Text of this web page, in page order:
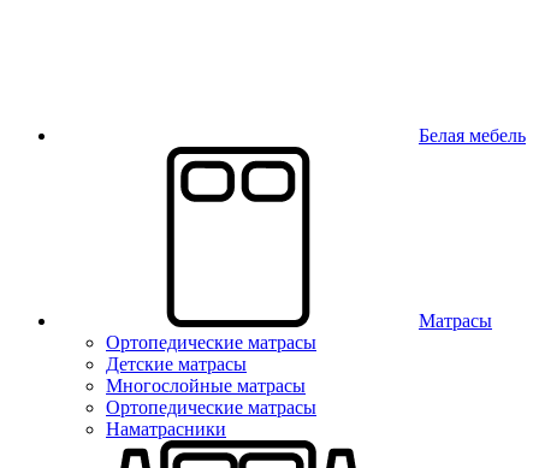
Белая мебель
Матрасы
Ортопедические матрасы
Детские матрасы
Многослойные матрасы
Ортопедические матрасы
Наматрасники